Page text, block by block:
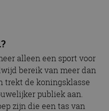
alleen een sport voor
bereik van meer dan
trekt de koningsklasse
publiek aan.
zijn die een tas van